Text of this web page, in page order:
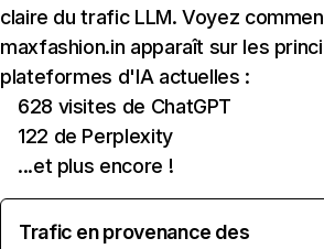
claire du trafic LLM. Voyez
maxfashion.in apparaît sur les
plateformes d'IA actuelles :
628 visites de ChatGPT
122 de Perplexity
...et plus encore !
Trafic en provenance des